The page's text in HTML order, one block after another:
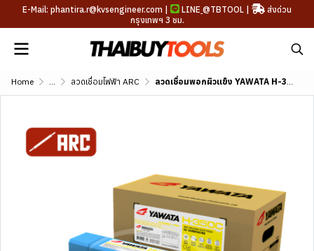
E-Mail: phantira.r@kvsengineer.com | LINE @TBTOOL |
ส่งด่วน
กรุงเทพฯ 3 ชม.
Home ... ลวดเชื่อมไฟฟ้า ARC ลวดเชื่อมพอกผิวแข็ง YAWATA H-300 (DIN E 1-UM-350)